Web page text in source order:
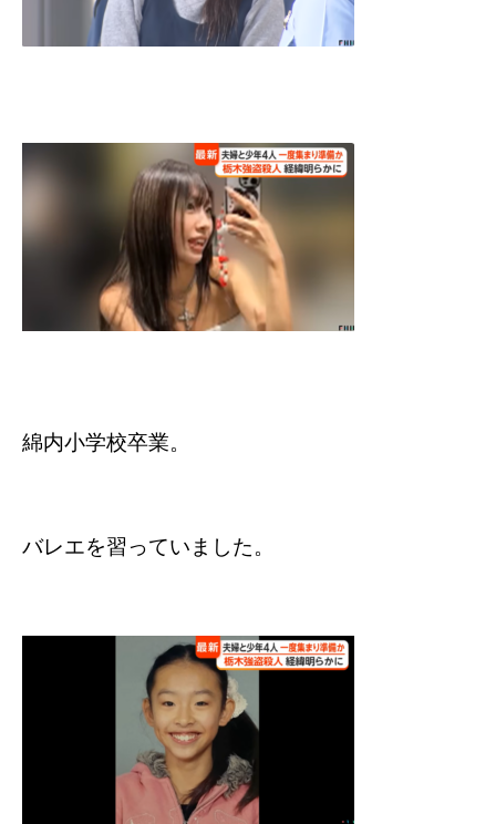
綿内小学校卒業。
バレエを習っていました。